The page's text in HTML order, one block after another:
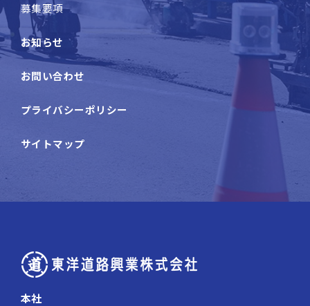
募集要項
お知らせ
お問い合わせ
プライバシーポリシー
サイトマップ
本社